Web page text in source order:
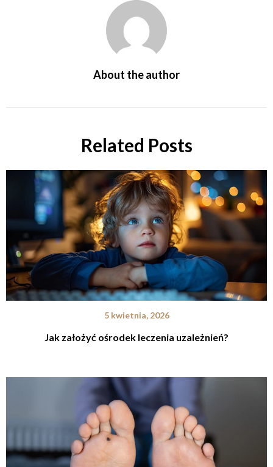
About the author
Related Posts
5 kwietnia, 2026
Jak założyć ośrodek leczenia uzależnień?